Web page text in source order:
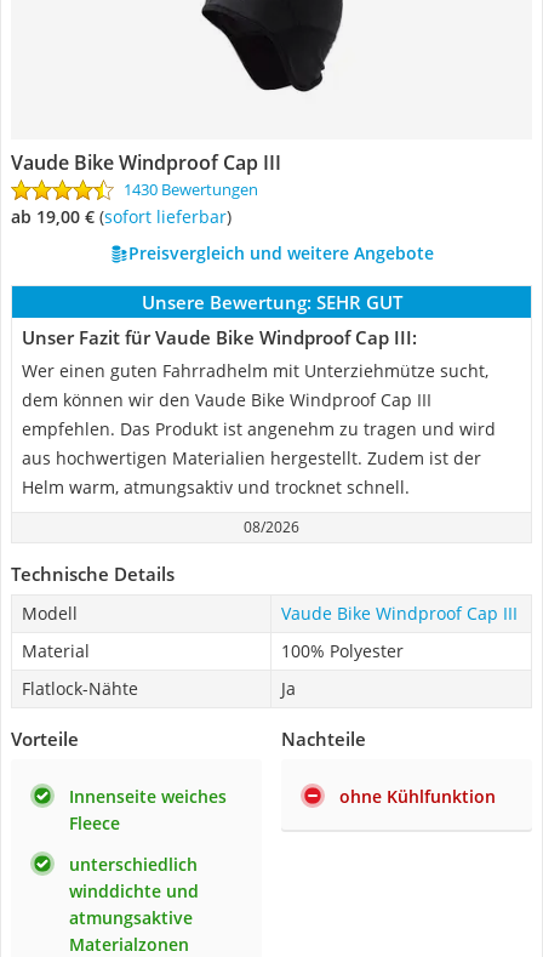
Vaude Bike Windproof Cap III
1430 Bewertungen
ab 19,00 € ( Sofort lieferbar)
Preisvergleich und weitere Angebote
Unsere Bewertung: SEHR GUT
Unser Fazit für Vaude Bike Windproof Cap III:
Wer einen guten Fahrradhelm mit Unterziehmütze sucht,
dem können wir den Vaude Bike Windproof Cap III
empfehlen. Das Produkt ist angenehm zu tragen und wird
aus hochwertigen Materialien hergestellt. Zudem ist der
Helm warm, atmungsaktiv und trocknet schnell.
08/2026
Technische Details
Modell
Vaude Bike Windproof Cap III
Material
100% Polyester
Flatlock-Nähte
Ja
Vorteile
Innenseite weiches
Fleece
unterschiedlich
winddichte und
atmungsaktive
Materialzonen
Nachteile
ohne Kühlfunktion